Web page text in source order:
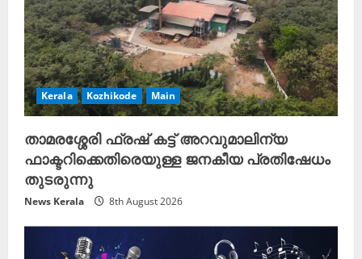
Kerala Kozhikode Main
താമരശ്ശേരി ഫ്രഷ് കട്ട് അറവുമാലിന്യ
ഫാക്ടറിക്കെതിരെയുള്ള ജനകീയ പ്രതിഷേധം
തുടരുന്നു
News Kerala 8th August 2026